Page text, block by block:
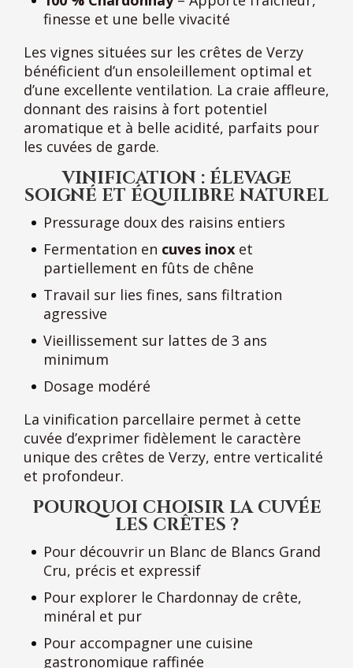
finesse et une belle vivacité
Les vignes situées sur les crêtes de Verzy
bénéficient d’un ensoleillement optimal et
d’une excellente ventilation. La craie affleure,
donnant des raisins à fort potentiel
aromatique et à belle acidité, parfaits pour
les cuvées de garde.
VINIFICATION : ÉLEVAGE
SOIGNÉ ET ÉQUILIBRE NATUREL
Pressurage doux des raisins entiers
Fermentation en cuves inox et
partiellement en fûts de chêne
Travail sur lies fines, sans filtration
agressive
Vieillissement sur lattes de 3 ans
minimum
Dosage modéré
La vinification parcellaire permet à cette
cuvée d’exprimer fidèlement le caractère
unique des crêtes de Verzy, entre verticalité
et profondeur.
POURQUOI CHOISIR LA CUVÉE
LES CRÊTES ?
Pour découvrir un Blanc de Blancs Grand
Cru, précis et expressif
Pour explorer le Chardonnay de crête,
minéral et pur
Pour accompagner une cuisine
gastronomique raffinée